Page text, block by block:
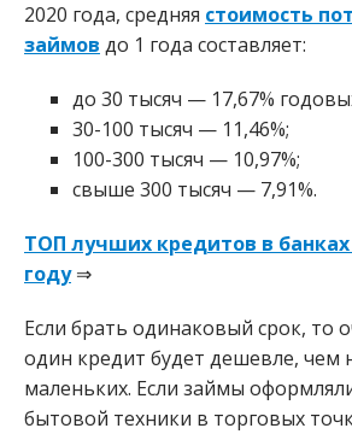
2020 года, средняя стоимость
займов до 1 года составляет:
до 30 тысяч — 17,67%
30-100 тысяч — 11,46%;
100-300 тысяч — 10,97%;
свыше 300 тысяч — 7,91%.
ТОП лучших кредитов в банках
году⇒
Если брать одинаковый срок, то
один кредит будет дешевле, чем
маленьких. Если займы
бытовой техники в торговых